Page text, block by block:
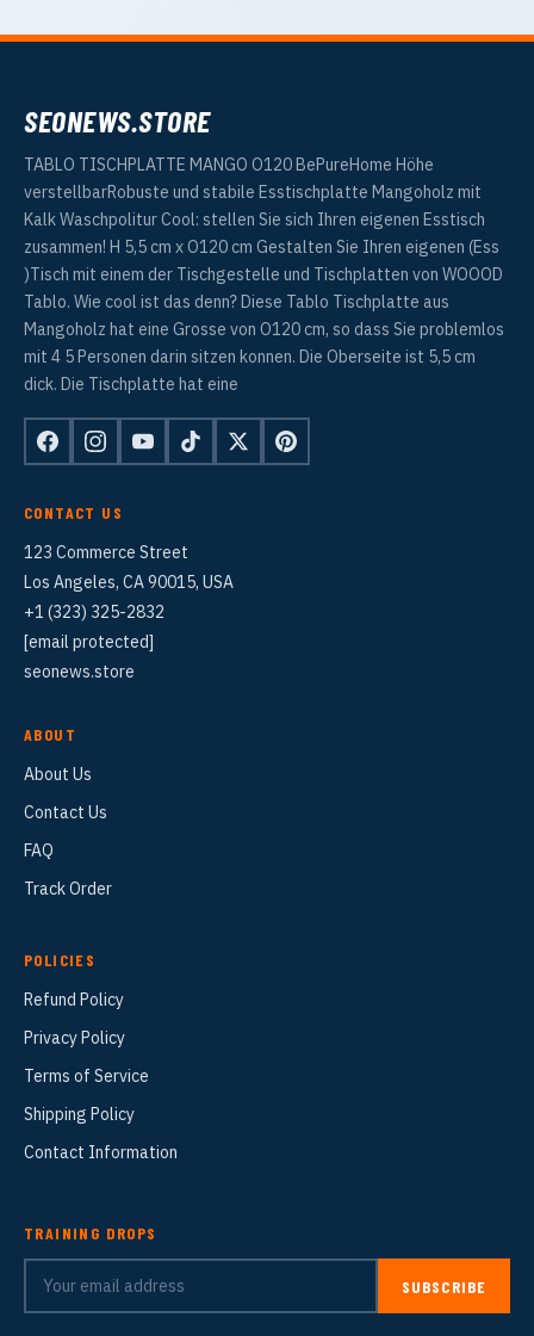
SEONEWS.STORE
TABLO TISCHPLATTE MANGO O120 BePureHome Höhe
verstellbarRobuste und stabile Esstischplatte Mangoholz mit
Kalk Waschpolitur Cool: stellen Sie sich Ihren eigenen Esstisch
zusammen! H 5,5 cm x O120 cm Gestalten Sie Ihren eigenen (Ess
)Tisch mit einem der Tischgestelle und Tischplatten von WOOOD
Tablo. Wie cool ist das denn? Diese Tablo Tischplatte aus
Mangoholz hat eine Grosse von O120 cm, so dass Sie problemlos
mit 4 5 Personen darin sitzen konnen. Die Oberseite ist 5,5 cm
dick. Die Tischplatte hat eine
CONTACT US
123 Commerce Street
Los Angeles, CA 90015, USA
+1 (323) 325-2832
[email protected]
seonews.store
ABOUT
About Us
Contact Us
FAQ
Track Order
POLICIES
Refund Policy
Privacy Policy
Terms of Service
Shipping Policy
Contact Information
TRAINING DROPS
SUBSCRIBE